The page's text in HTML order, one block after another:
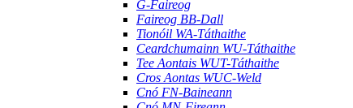
G-Faireog
Faireog BB-Dall
Tionóil WA-Táthaithe
Ceardchumainn WU-Táthaithe
Tee Aontais WUT-Táthaithe
Cros Aontas WUC-Weld
Cnó FN-Baineann